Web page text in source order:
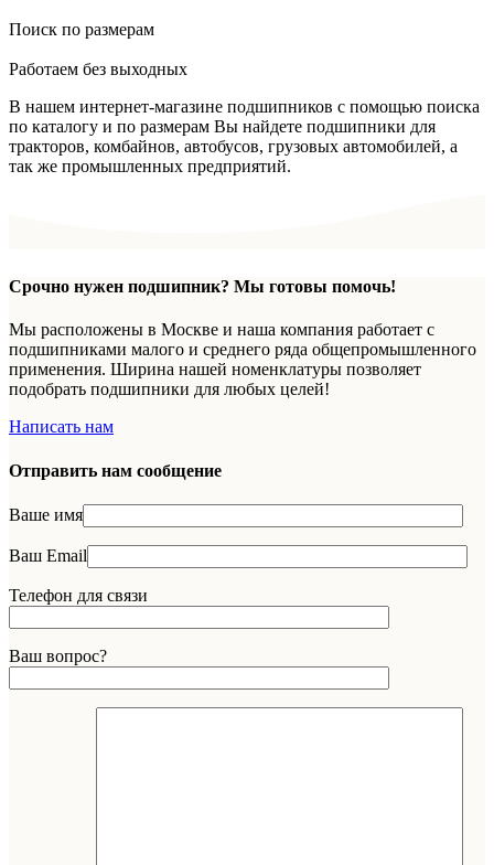
Поиск по размерам
Работаем без выходных
В нашем интернет-магазине подшипников с помощью поиска
по каталогу и по размерам Вы найдете подшипники для
тракторов, комбайнов, автобусов, грузовых автомобилей, а
так же промышленных предприятий.
Срочно нужен подшипник? Мы готовы помочь!
Мы расположены в Москве и наша компания работает с
подшипниками малого и среднего ряда общепромышленного
применения. Ширина нашей номенклатуры позволяет
подобрать подшипники для любых целей!
Написать нам
Отправить нам сообщение
Ваше имя
Ваш Email
Телефон для связи
Ваш вопрос?